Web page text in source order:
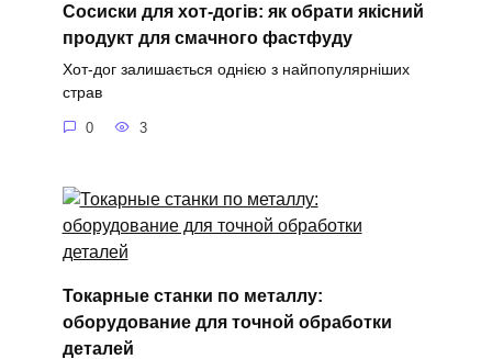
Сосиски для хот-догів: як обрати якісний
продукт для смачного фастфуду
Хот-дог залишається однією з найпопулярніших
страв
0 3
Токарные станки по металлу:
оборудование для точной обработки
деталей